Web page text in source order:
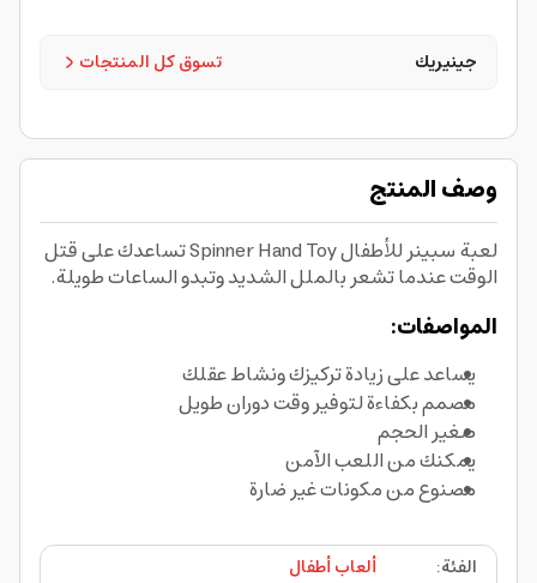
تسوق كل المنتجات جينيريك
وصف المنتج
لعبة سبينر للأطفال Spinner Hand Toy تساعدك على قتل
الوقت عندما تشعر بالملل الشديد وتبدو الساعات طويلة.
المواصفات:
يساعد على زيادة تركيزك ونشاط عقلك
مصمم بكفاءة لتوفير وقت دوران طويل
صغير الحجم
يمكنك من اللعب الآمن
مصنوع من مكونات غير ضارة
الفئة:
ألعاب أطفال